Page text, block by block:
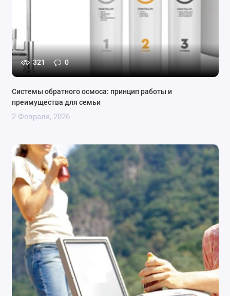
321 0
Системы обратного осмоса: принцип работы и
преимущества для семьи
2 Февраля, 2026